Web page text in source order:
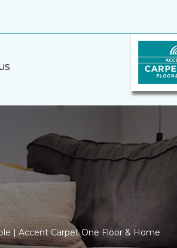
| Accent Carpet One Floor & Home